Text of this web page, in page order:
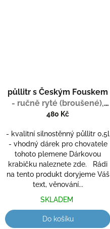
půllitr s Českým Fouskem
- ručně ryté (broušené),
dárek pro myslivce
480 Kč
- kvalitní silnostěnný půllitr 0,5l
- vhodný dárek pro chovatele
tohoto plemene Dárkovou
krabičku naleznete zde. Rádi
na tento produkt doryjeme Váš
text, věnování...
SKLADEM
Do košíku